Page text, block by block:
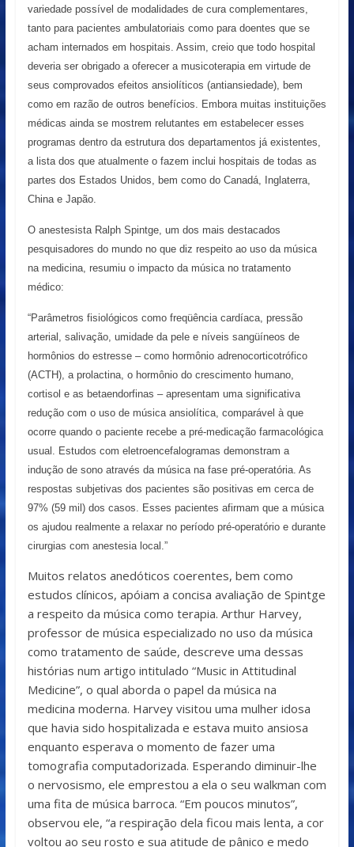
variedade possível de modalidades de cura complementares,
tanto para pacientes ambulatoriais como para doentes que se
acham internados em hospitais. Assim, creio que todo hospital
deveria ser obrigado a oferecer a musicoterapia em virtude de
seus comprovados efeitos ansiolíticos (antiansiedade), bem
como em razão de outros benefícios. Embora muitas instituições
médicas ainda se mostrem relutantes em estabelecer esses
programas dentro da estrutura dos departamentos já existentes,
a lista dos que atualmente o fazem inclui hospitais de todas as
partes dos Estados Unidos, bem como do Canadá, Inglaterra,
China e Japão.
O anestesista Ralph Spintge, um dos mais destacados
pesquisadores do mundo no que diz respeito ao uso da música
na medicina, resumiu o impacto da música no tratamento
médico:
“Parâmetros fisiológicos como freqüência cardíaca, pressão
arterial, salivação, umidade da pele e níveis sangüíneos de
hormônios do estresse – como hormônio adrenocorticotrófico
(ACTH), a prolactina, o hormônio do crescimento humano,
cortisol e as betaendorfinas – apresentam uma significativa
redução com o uso de música ansiolítica, comparável à que
ocorre quando o paciente recebe a pré-medicação farmacológica
usual. Estudos com eletroencefalogramas demonstram a
indução de sono através da música na fase pré-operatória. As
respostas subjetivas dos pacientes são positivas em cerca de
97% (59 mil) dos casos. Esses pacientes afirmam que a música
os ajudou realmente a relaxar no período pré-operatório e durante
cirurgias com anestesia local.”
Muitos relatos anedóticos coerentes, bem como
estudos clínicos, apóiam a concisa avaliação de Spintge
a respeito da música como terapia. Arthur Harvey,
professor de música especializado no uso da música
como tratamento de saúde, descreve uma dessas
histórias num artigo intitulado “Music in Attitudinal
Medicine”, o qual aborda o papel da música na
medicina moderna. Harvey visitou uma mulher idosa
que havia sido hospitalizada e estava muito ansiosa
enquanto esperava o momento de fazer uma
tomografia computadorizada. Esperando diminuir-lhe
o nervosismo, ele emprestou a ela o seu walkman com
uma fita de música barroca. “Em poucos minutos”,
observou ele, “a respiração dela ficou mais lenta, a cor
voltou ao seu rosto e sua atitude de pânico e medo